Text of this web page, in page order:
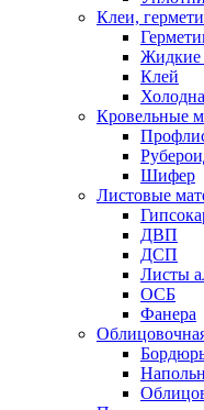
Клеи,
Жидкие
Клей
Кровельные
Шифер
Листовые
ДВП
ДСП
Листы
ОСБ
Фанера